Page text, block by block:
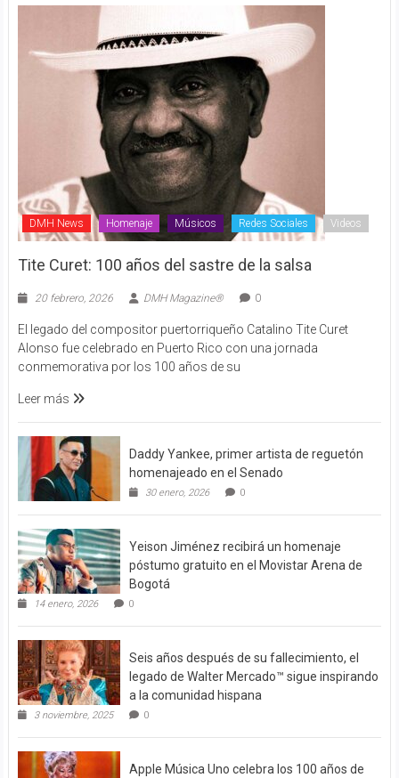
DMH News Homenaje Músicos Redes Sociales Videos
Tite Curet: 100 años del sastre de la salsa
20 febrero, 2026 DMH Magazine® 0
El legado del compositor puertorriqueño Catalino Tite Curet
Alonso fue celebrado en Puerto Rico con una jornada
conmemorativa por los 100 años de su
Leer más
Daddy Yankee, primer artista de reguetón
homenajeado en el Senado
30 enero, 2026 0
Yeison Jiménez recibirá un homenaje
póstumo gratuito en el Movistar Arena de
Bogotá
14 enero, 2026 0
Seis años después de su fallecimiento, el
legado de Walter Mercado™ sigue inspirando
a la comunidad hispana
3 noviembre, 2025 0
Apple Música Uno celebra los 100 años de